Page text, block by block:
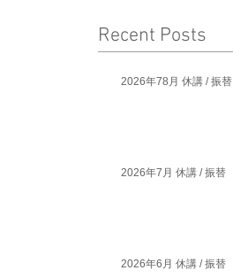
Recent Posts
2026年78月 休講 / 振替
2026年7月 休講 / 振替
2026年6月 休講 / 振替